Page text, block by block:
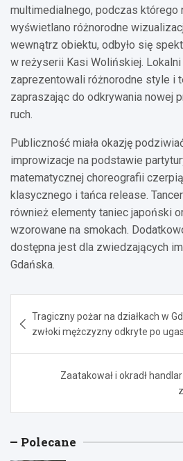
multimedialnego, podczas którego
wyświetlano różnorodne
wewnątrz obiektu, odbyło się
w reżyserii Kasi Wolińskiej.
zaprezentowali różnorodne style i
zapraszając do odkrywania nowej
ruch.
Publiczność miała okazję
improwizacje na podstawie
matematycznej choreografii
klasycznego i tańca release.
również elementy taniec japoński
wzorowane na smokach.
dostępna jest dla zwiedzających
Gdańska.
wpisu
Tragiczny pożar na działkach w
zwłoki mężczyzny odkryte po
Zaatakował i okradł
Polecane